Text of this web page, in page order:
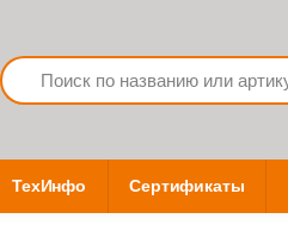
Search
ТехИнфо Сертификаты